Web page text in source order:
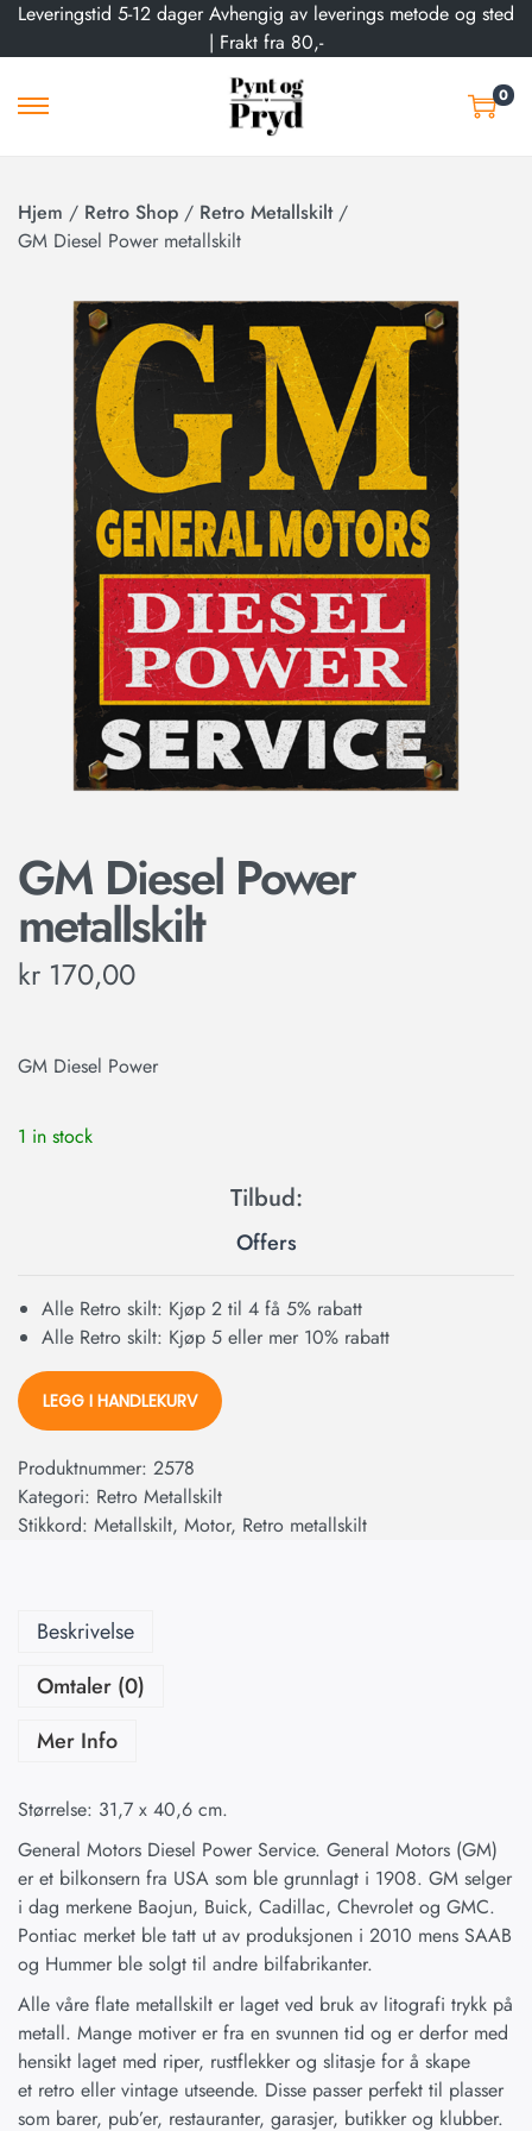
Leveringstid 5-12 dager Avhengig av leverings metode og sted
| Frakt fra 80,-
0
Hjem / Retro Shop / Retro Metallskilt /
GM Diesel Power metallskilt
GM Diesel Power
metallskilt
kr 170,00
GM Diesel Power
1 in stock
Offers
Alle Retro skilt: Kjøp 2 til 4 få 5% rabatt
Alle Retro skilt: Kjøp 5 eller mer 10% rabatt
LEGG I HANDLEKURV
Produktnummer: 2578
Kategori: Retro Metallskilt
Stikkord: Metallskilt, Motor, Retro metallskilt
Beskrivelse
Omtaler (0)
Mer Info
Størrelse: 31,7 x 40,6 cm.
General Motors Diesel Power Service. General Motors (GM)
er et bilkonsern fra USA som ble grunnlagt i 1908. GM selger
i dag merkene Baojun, Buick, Cadillac, Chevrolet og GMC.
Pontiac merket ble tatt ut av produksjonen i 2010 mens SAAB
og Hummer ble solgt til andre bilfabrikanter.
Alle våre flate metallskilt er laget ved bruk av litografi trykk på
metall. Mange motiver er fra en svunnen tid og er derfor med
hensikt laget med riper, rustflekker og slitasje for å skape
et retro eller vintage utseende. Disse passer perfekt til plasser
som barer, pub’er, restauranter, garasjer, butikker og klubber.